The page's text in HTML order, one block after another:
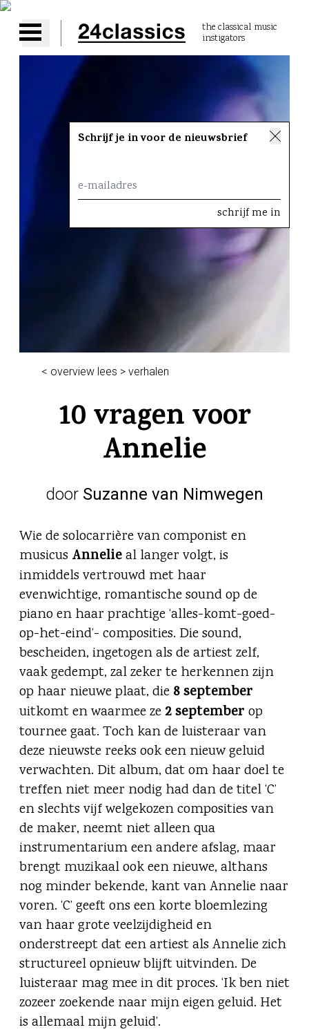
Open main menu
the classical music
instigators
< overview lees > verhalen
10 vragen voor
Annelie
door Suzanne van Nimwegen
Wie de solocarrière van componist en
musicus Annelieal langer volgt, is
inmiddels vertrouwd met haar
evenwichtige, romantische sound op de
piano en haar prachtige ‘alles-komt-goed-
op-het-eind’- composities. Die sound,
bescheiden, ingetogen als de artiest zelf,
vaak gedempt, zal zeker te herkennen zijn
op haar nieuwe plaat, die 8 september
uitkomt en waarmee ze2 september op
tournee gaat. Toch kan de luisteraar van
deze nieuwste reeks ook een nieuw geluid
verwachten. Dit album, dat om haar doel te
treffen niet meer nodig had dan de titel ‘C’
en slechts vijf welgekozen composities van
de maker, neemt niet alleen qua
instrumentarium een andere afslag, maar
brengt muzikaal ook een nieuwe, althans
nog minder bekende, kant van Annelie naar
voren. ‘C’ geeft ons een korte bloemlezing
van haar grote veelzijdigheid en
onderstreept dat een artiest als Annelie zich
structureel opnieuw blijft uitvinden. De
luisteraar mag mee in dit proces. ‘Ik ben niet
zozeer zoekende naar mijn eigen geluid. Het
is allemaal mijn geluid’.
Schrijf je in voor de nieuwsbrief